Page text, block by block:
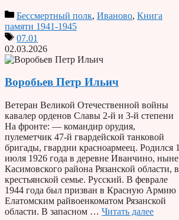
Бессмертный полк, Иваново, Книга
памяти 1941-1945
07.01
02.03.2026
Воробьев Петр Ильич
Ветеран Великой Отечественной войны
кавалер орденов Славы 2-й и 3-й степени
На фронте: — командир орудия,
пулеметчик 47-й гвардейской танковой
бригады, гвардии красноармеец. Родился 1
июля 1926 года в деревне Иванчино, ныне
Касимовского района Рязанской области, в
крестьянской семье. Русский. В феврале
1944 года был призван в Красную Армию
Елатомским райвоенкоматом Рязанской
области. В запасном … Читать далее